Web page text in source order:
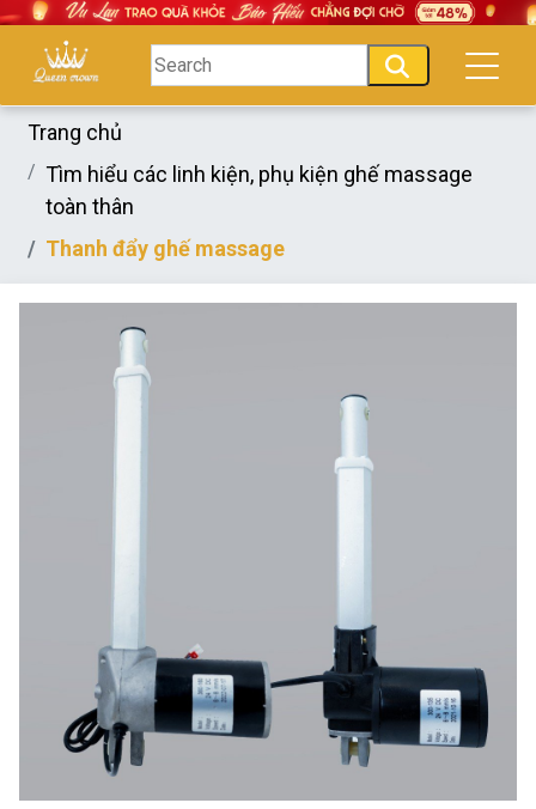
Trang chủ
Tìm hiểu các linh kiện, phụ kiện ghế massage
toàn thân
Thanh đẩy ghế massage